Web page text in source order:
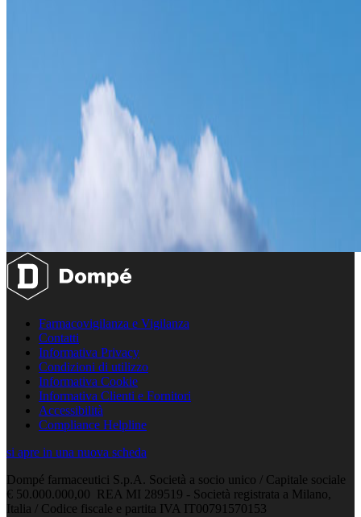
Farmacovigilanza e Vigilanza
Contatti
Informativa Privacy
Condizioni di utilizzo
Informativa Cookie
Informativa Clienti e Fornitori
Accessibilità
Compliance Helpline
si apre in una nuova scheda
Dompé farmaceutici S.p.A. Società a socio unico / Capitale sociale
€ 50.000.000,00 REA MI 289519 - Società registrata a Milano,
Italia / Codice fiscale e partita IVA IT00791570153